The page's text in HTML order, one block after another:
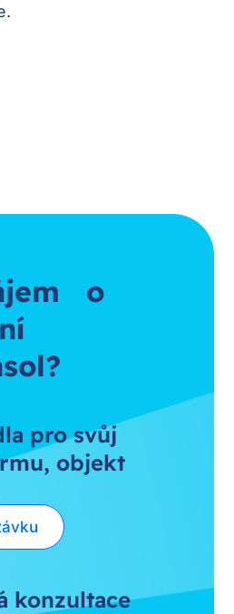
o
pro svůj
objekt
konzultace